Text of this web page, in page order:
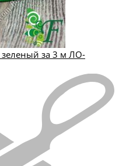
зеленый за 3 м ЛО-